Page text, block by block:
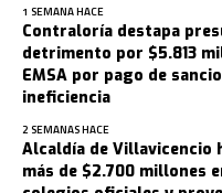
1 SEMANA HACE
Contraloría destapa
detrimento por $5.813
EMSA por pago de
ineficiencia
2 SEMANAS HACE
Alcaldía de Villavicencio
más de $2.700 millones